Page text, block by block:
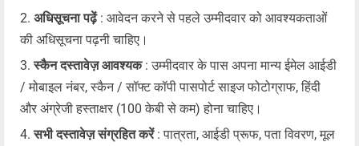
अधिसूचना पढ़ें: आवेदन करने से पहले उम्मीदवार को आवश्यकताओं
की अधिसूचना पढ़नी चाहिए।
स्कैन दस्तावेज़ आवश्यक: उम्मीदवार के पास अपना मान्य ईमेल आईडी
/ मोबाइल नंबर, स्कैन / सॉफ्ट कॉपी पासपोर्ट साइज फोटोग्राफ, हिंदी
और अंग्रेजी हस्ताक्षर (100 केबी से कम) होना चाहिए।
सभी दस्तावेज़ संग्रहित करें: पात्रता, आईडी प्रूफ, पता विवरण, मूल